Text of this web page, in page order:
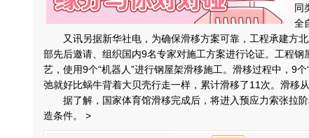
同
全
又讯另据新华社电，为确保滑移方案可靠，工程承建方北
部先后邀请、组织国内9名专家对施工方案进行论证。工程钢
艺，使用9个“机器人”进行钢屋架滑移施工。滑移过程中，9
弛就好比蜗牛背着大贝壳行走一样，累计滑移了11次。滑移
据了解，国家体育馆滑移完成后，将进入预应力索张拉阶
造条件。 >